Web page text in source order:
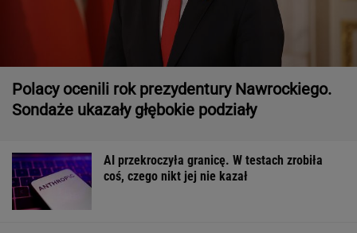
Polacy ocenili rok prezydentury Nawrockiego.
Sondaże ukazały głębokie podziały
AI przekroczyła granicę. W testach zrobiła
coś, czego nikt jej nie kazał